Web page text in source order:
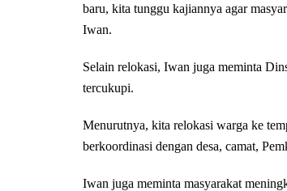
baru, kita tunggu kajiannya agar
Iwan.
Selain relokasi, Iwan juga meminta
tercukupi.
Menurutnya, kita relokasi warga ke
berkoordinasi dengan desa, camat,
Iwan juga meminta masyarakat